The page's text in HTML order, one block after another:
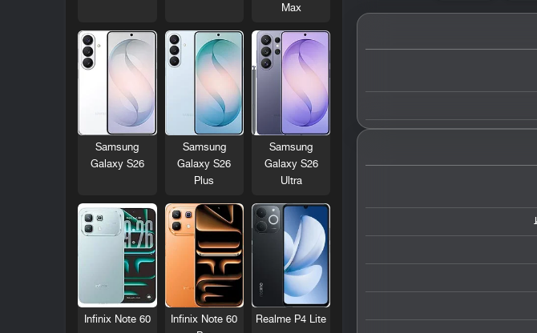
Max
Samsung
Galaxy S26
Ultra
Samsung
Galaxy S26
Plus
Samsung
Galaxy S26
Realme P4 Lite
Infinix Note 60
Infinix Note 60